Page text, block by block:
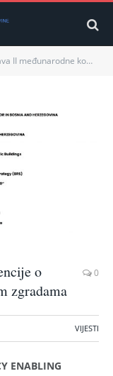
konferencije o energetskoj efikasnosti u javnim zgradama
o
zgradama
0
VIJESTI
ENABLING